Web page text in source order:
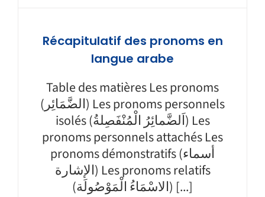
Récapitulatif des pronoms en
langue arabe
Table des matières Les pronoms
(الضَّمَائِر) Les pronoms personnels
isolés (اَلضَّمائِرُ الْمُنْفَصِلةُ) Les
pronoms personnels attachés Les
pronoms démonstratifs (أسماء
الإشارة) Les pronoms relatifs
(الاسْمَاءُ الْمَوْصُولَة) [...]